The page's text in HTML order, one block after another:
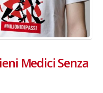
Medici Senza